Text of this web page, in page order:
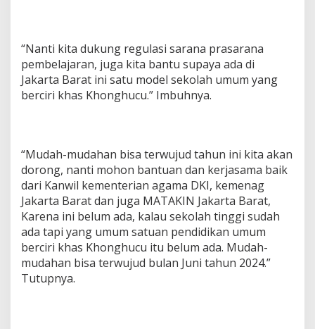
“Nanti kita dukung regulasi sarana prasarana
pembelajaran, juga kita bantu supaya ada di
Jakarta Barat ini satu model sekolah umum yang
berciri khas Khonghucu.” Imbuhnya.
“Mudah-mudahan bisa terwujud tahun ini kita akan
dorong, nanti mohon bantuan dan kerjasama baik
dari Kanwil kementerian agama DKI, kemenag
Jakarta Barat dan juga MATAKIN Jakarta Barat,
Karena ini belum ada, kalau sekolah tinggi sudah
ada tapi yang umum satuan pendidikan umum
berciri khas Khonghucu itu belum ada. Mudah-
mudahan bisa terwujud bulan Juni tahun 2024.”
Tutupnya.